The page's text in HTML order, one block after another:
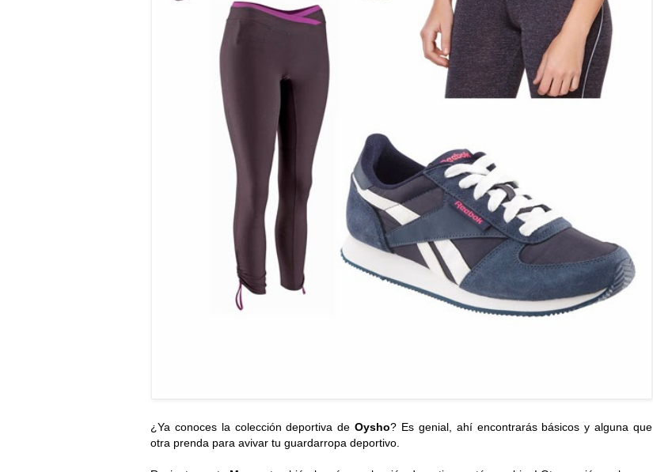
¿Ya conoces la colección deportiva deOysho? Es genial, ahí encontrarás básicos y alguna que
otra prenda para avivar tu guardarropa deportivo.